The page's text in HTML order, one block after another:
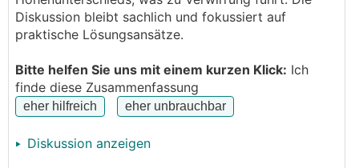
Diskussion bleibt sachlich und fokussiert auf
praktische Lösungsansätze.
Bitte helfen Sie uns mit einem kurzen Klick: Ich
finde diese Zusammenfassung
Diskussion anzeigen